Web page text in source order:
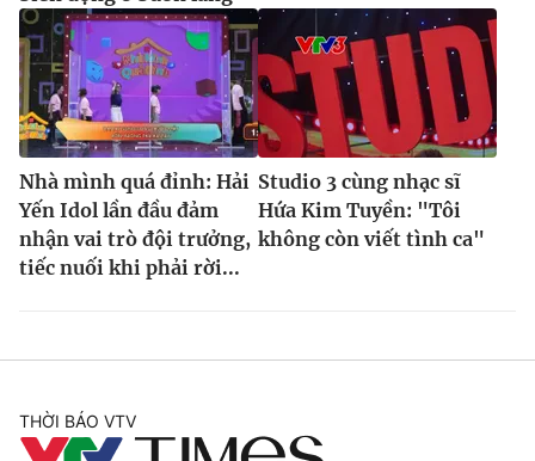
Nhà mình quá đỉnh: Hải
Yến Idol lần đầu đảm
nhận vai trò đội trưởng,
tiếc nuối khi phải rời...
Studio 3 cùng nhạc sĩ
Hứa Kim Tuyền: "Tôi
không còn viết tình ca"
THỜI BÁO VTV